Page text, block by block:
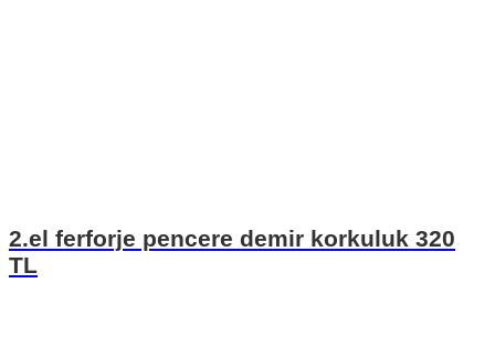
2.el ferforje pencere demir korkuluk 320
TL